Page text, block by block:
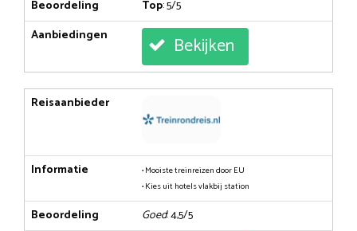
Beoordeling Top: 5/5
Aanbiedingen
Bekijken
Reisaanbieder
Informatie
• Mooiste treinreizen door EU
• Kies uit hotels vlakbij station
Beoordeling Goed: 4,5/5